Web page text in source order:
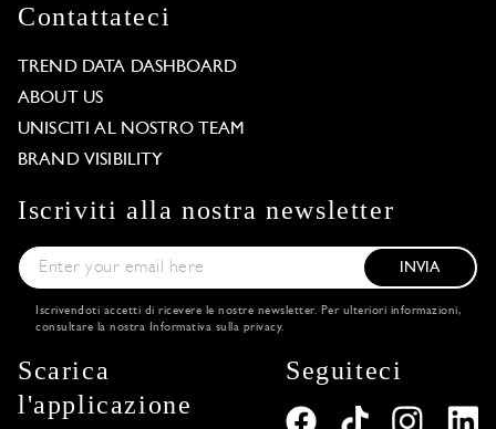
Contattateci
TREND DATA DASHBOARD
ABOUT US
UNISCITI AL NOSTRO TEAM
BRAND VISIBILITY
Iscriviti alla nostra newsletter
INVIA
Iscrivendoti accetti di ricevere le nostre newsletter. Per ulteriori informazioni,
consultare la nostra
Informativa sulla privacy.
Scarica
l'applicazione
Seguiteci